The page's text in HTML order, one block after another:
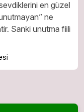
en güzel
ne
Sanki unutma fiili